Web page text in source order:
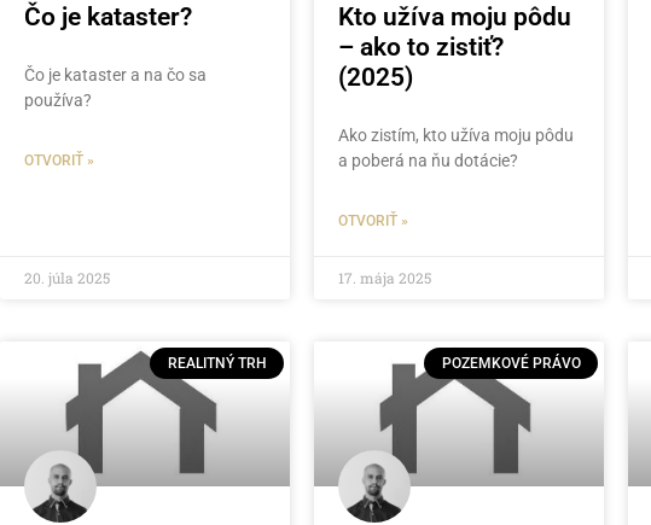
Čo je kataster?
Čo je kataster a na čo sa
používa?
OTVORIŤ »
20. júla 2025
Kto užíva moju pôdu
– ako to zistiť?
(2025)
Ako zistím, kto užíva moju pôdu
a poberá na ňu dotácie?
OTVORIŤ »
17. mája 2025
REALITNÝ TRH POZEMKOVÉ PRÁVO